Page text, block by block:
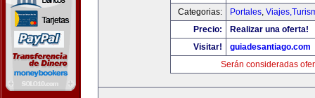
Categorias:
Portales,
Precio:
Realizar una oferta!
Visitar!
guiadesantiago.com
Serán consideradas